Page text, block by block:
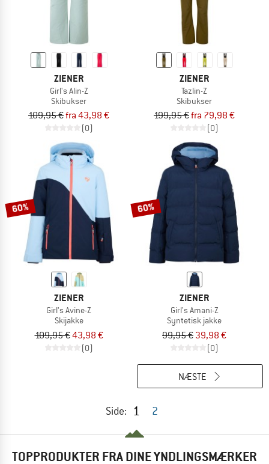
ZIENER
Girl's Alin-Z
Skibukser
109,95 €fra 43,98 €
(0)
ZIENER
Tazlin-Z
Skibukser
199,95 €fra 79,98 €
(0)
60%
ZIENER
Girl's Avine-Z
Skijakke
109,95 €43,98 €
(0)
60%
ZIENER
Girl's Amani-Z
Syntetisk jakke
99,95 € 39,98 €
(0)
Side: 1 2
NÆSTE
TOPPRODUKTER FRA DINE YNDLINGSMÆRKER